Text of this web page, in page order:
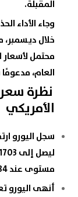
المقبلة.
وجاء الأداء
خلال
محتمل لأسعار
العام،
نظرة
الأمريكي
سجل اليورو
مستوى عند 1.1684$.
أنهى اليورو